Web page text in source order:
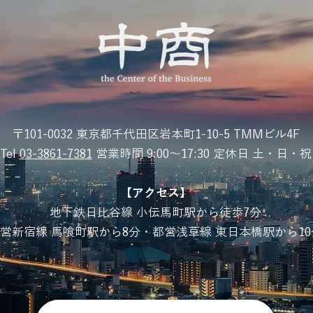
〒101-0032 東京都千代田区岩本町1-10-5 TMMビル4F
Tel03-3861-7381 営業時間 9:00〜17:30 定休日 土・日・祝
【アクセス】
地下鉄日比谷線 小伝馬町駅から徒歩7分
新宿線 馬喰町駅から8分・都営浅草線 東日本橋駅から10